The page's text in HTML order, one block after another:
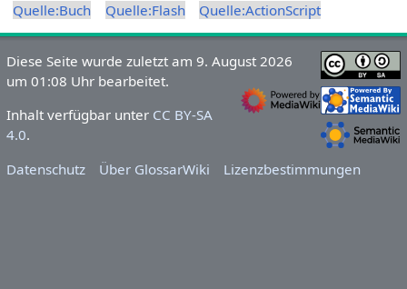
Quelle:Buch
Quelle:Flash Quelle:ActionScript
Diese Seite wurde zuletzt am 9. August 2026
um 01:08 Uhr bearbeitet.
Inhalt verfügbar unter CC BY-SA
4.0.
Datenschutz
Über GlossarWiki Lizenzbestimmungen